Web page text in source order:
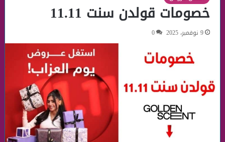
خصومات قولدن سنت 11.11
9 نوفمبر، 2025 0